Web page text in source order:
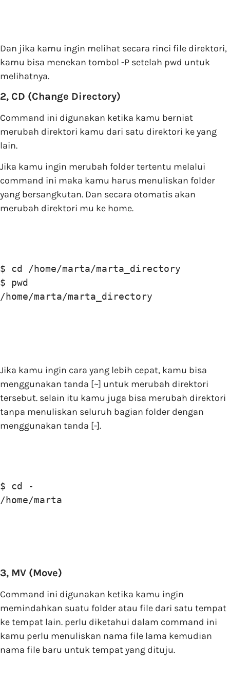
Dan jika kamu ingin melihat secara rinci file direktori,
kamu bisa menekan tombol -P setelah pwd untuk
melihatnya.
2, CD (Change Directory)
Command ini digunakan ketika kamu berniat
merubah direktori kamu dari satu direktori ke yang
lain.
Jika kamu ingin merubah folder tertentu melalui
command ini maka kamu harus menuliskan folder
yang bersangkutan. Dan secara otomatis akan
merubah direktori mu ke home.
$ cd /home/marta/marta_directory
$ pwd
/home/marta/marta_directory
Jika kamu ingin cara yang lebih cepat, kamu bisa
menggunakan tanda [~] untuk merubah direktori
tersebut. selain itu kamu juga bisa merubah direktori
tanpa menuliskan seluruh bagian folder dengan
menggunakan tanda [-].
$ cd -
/home/marta
3, MV (Move)
Command ini digunakan ketika kamu ingin
memindahkan suatu folder atau file dari satu tempat
ke tempat lain. perlu diketahui dalam command ini
kamu perlu menuliskan nama file lama kemudian
nama file baru untuk tempat yang dituju.